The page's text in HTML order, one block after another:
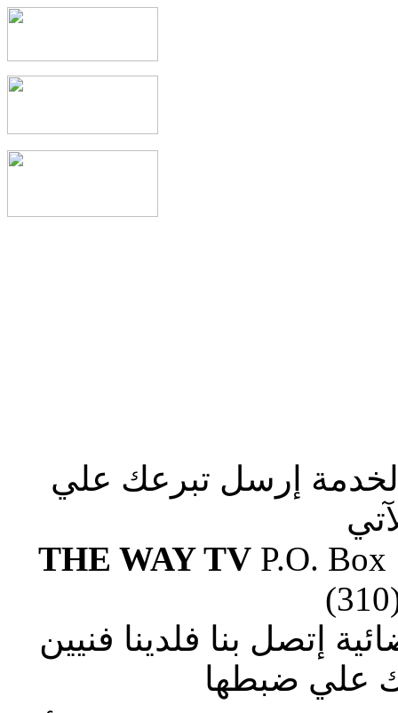
إرسل تبرعك علي
THE WAY TVP.O. Box
إتصل بنا فلدينا فنيين
علي ضبطها